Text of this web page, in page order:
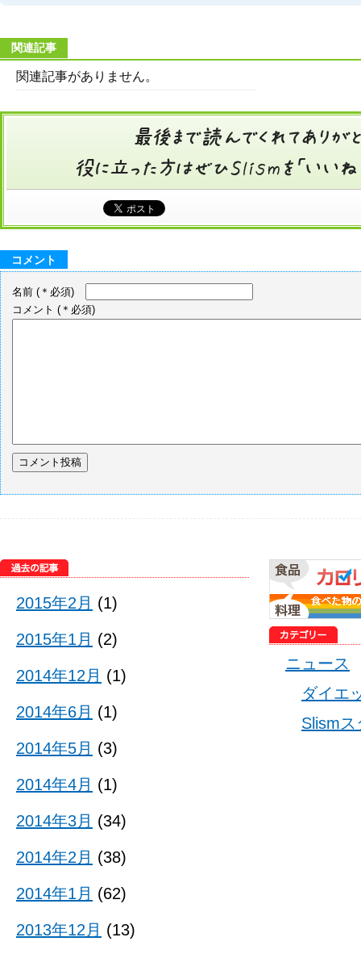
関連記事
関連記事がありません。
コメント
名前 (＊必須)
コメント (＊必須)
ニュース
ダイエ
Slism
2015年2月 (1)
2015年1月 (2)
2014年12月 (1)
2014年6月 (1)
2014年5月 (3)
2014年4月 (1)
2014年3月 (34)
2014年2月 (38)
2014年1月 (62)
2013年12月 (13)